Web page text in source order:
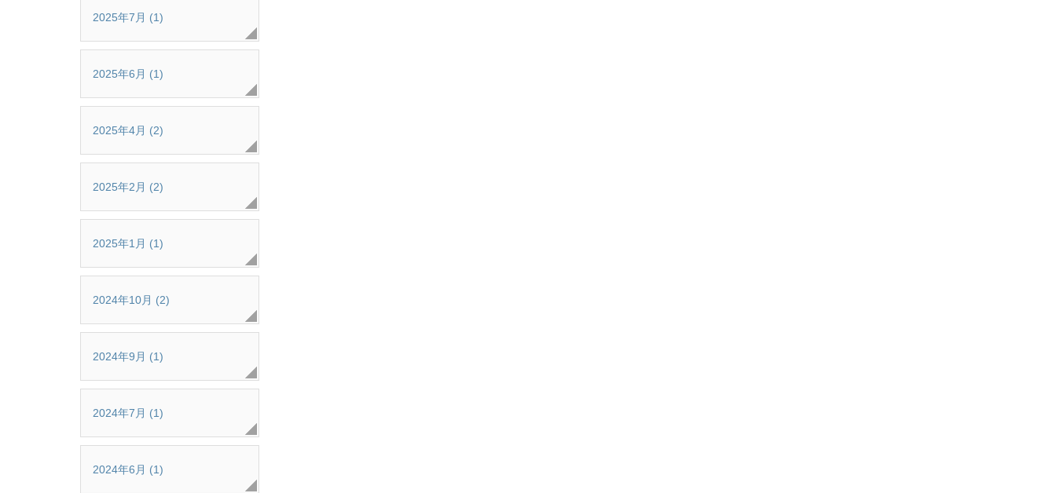
2025年7月 (1)
2025年6月 (1)
2025年4月 (2)
2025年2月 (2)
2025年1月 (1)
2024年10月 (2)
2024年9月 (1)
2024年7月 (1)
2024年6月 (1)